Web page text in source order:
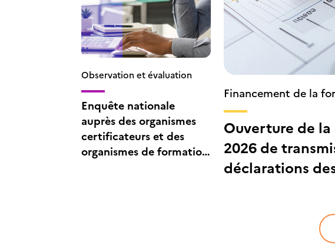
Observation et évaluation
Enquête nationale
auprès des organismes
certificateurs et des
organismes de formation
Financement de la
l’apprentissage
Ouverture de
2026 de
déclarations